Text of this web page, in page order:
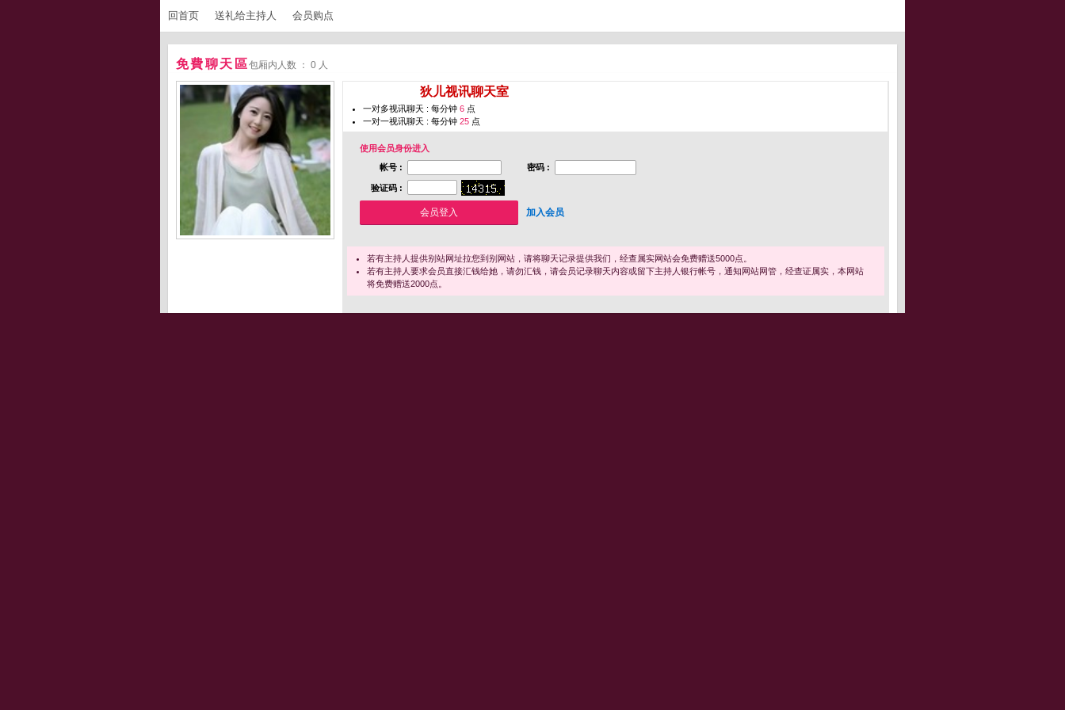
回首页 送礼给主持人 会员购点
免費聊天區包厢内人数 ： 0 人
狄儿视讯聊天室
一对多视讯聊天 : 每分钟 6 点
一对一视讯聊天 : 每分钟 25 点
使用会员身份进入
帐号 :
密码 :
验证码 :
加入会员
若有主持人提供别站网址拉您到别网站，请将聊天记录提供我们，经查属实网站会免费赠送5000点。
若有主持人要求会员直接汇钱给她，请勿汇钱，请会员记录聊天内容或留下主持人银行帐号，通知网站网管，经查证属实，本网站
将免费赠送2000点。